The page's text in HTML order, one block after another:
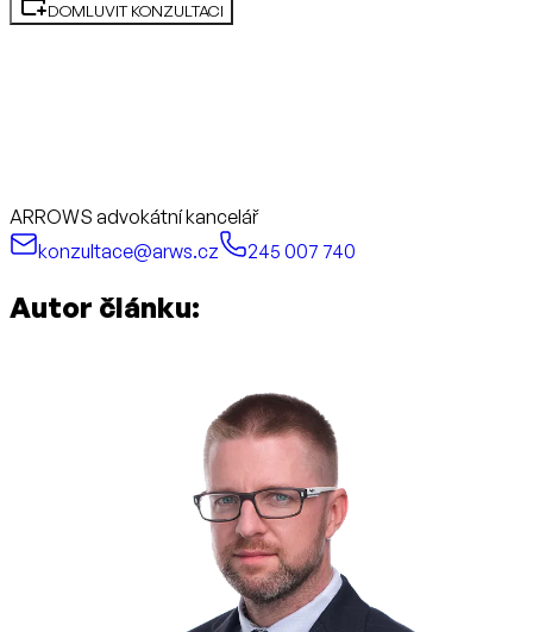
DOMLUVIT KONZULTACI
ARROWS advokátní kancelář
konzultace@arws.cz
245 007 740
Autor článku: